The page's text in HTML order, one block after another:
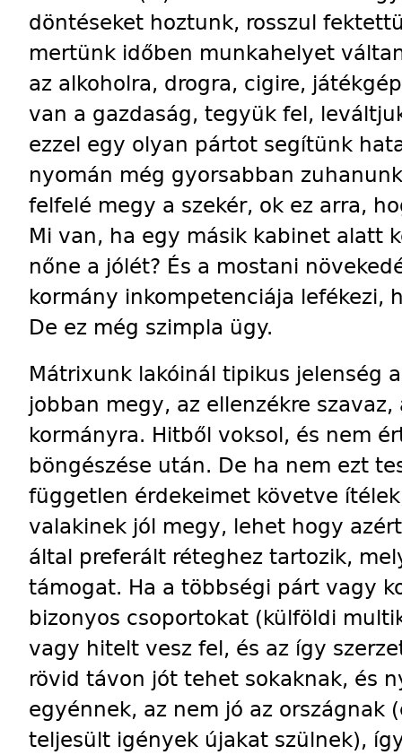
döntéseket hoztunk, rosszul
mertünk időben munkahelyet
az alkoholra, drogra, cigire,
van a gazdaság, tegyük fel,
ezzel egy olyan pártot segítünk
nyomán még gyorsabban
felfelé megy a szekér, ok ez arra,
Mi van, ha egy másik kabinet alatt
nőne a jólét? És a mostani
kormány inkompetenciája lefékezi,
De ez még szimpla ügy.
Mátrixunk lakóinál tipikus jelenség
jobban megy, az ellenzékre
kormányra. Hitből voksol, és nem
böngészése után. De ha nem ezt
független érdekeimet követve
valakinek jól megy, lehet hogy
által preferált réteghez tartozik,
támogat. Ha a többségi párt vagy
bizonyos csoportokat (külföldi
vagy hitelt vesz fel, és az így
rövid távon jót tehet sokaknak, és
egyénnek, az nem jó az országnak
teljesült igények újakat szülnek),